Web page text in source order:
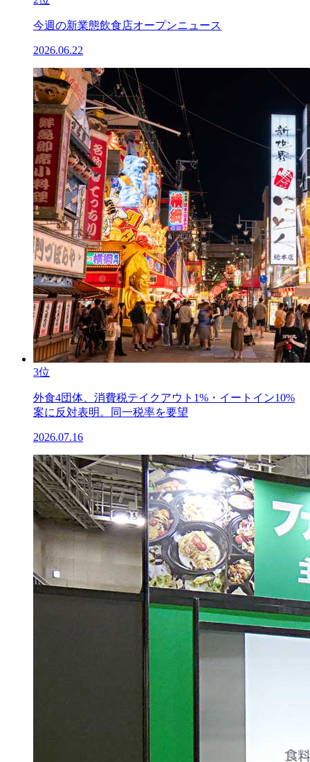
今週の新業態飲食店オープンニュース
2026.06.22
3位
外食4団体、消費税テイクアウト1%・イートイン10%
案に反対表明。同一税率を要望
2026.07.16